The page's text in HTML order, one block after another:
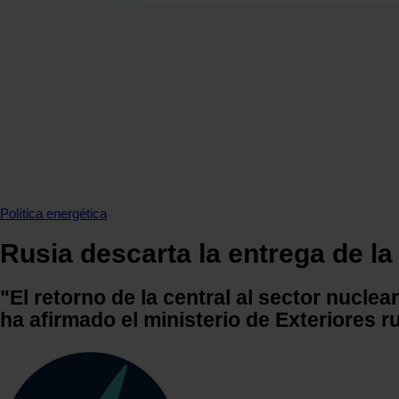
MOVILIDAD
ALMACENAMIENTO
STARTUPS & INNOVACIÓN
TECH
Política energética
Rusia descarta la entrega de
"El retorno de la central al sector
ha afirmado el ministerio de Exteriores